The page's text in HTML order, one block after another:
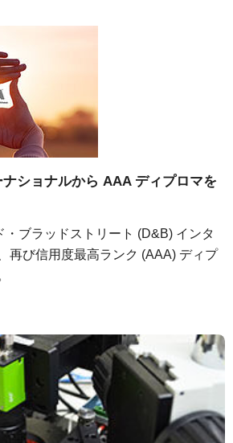
ショナルから AAA ディプロマを
・ブラッドストリート (D&B) インタ
再び信用度最高ランク (AAA) ディプ